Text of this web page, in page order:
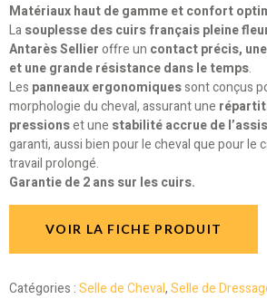
Matériaux haut de gamme et confort
Lasouplesse des cuirs français pleine
Antarès Sellieroffre un contact précis,
et une grande résistance dans le temps.
Les panneaux ergonomiquessont conçus
morphologie du cheval, assurant une
pressionset une stabilité accrue de
garanti, aussi bien pour le cheval que pour le
travail prolongé.
Garantie de 2 ans sur les cuirs.
VOIR LA FICHE PRODUIT
Catégories :Selle de Cheval,Selle de